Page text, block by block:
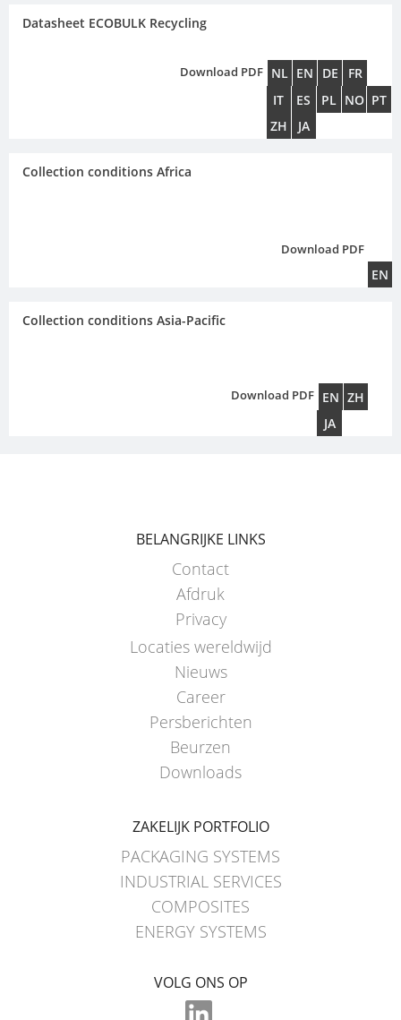
ECOBULK
MET
IMPELLER
Datasheet ECOBULK Recycling
Download PDF NL EN DE
FR
IT
ES PL NO PT
ZH
JA
Collection conditions Africa
Download PDF
EN
Collection conditions Asia-Pacific
Download PDF EN ZH
JA
BELANGRIJKE LINKS
Contact
Afdruk
Privacy
Locaties wereldwijd
Nieuws
Career
Persberichten
Beurzen
Downloads
ZAKELIJK PORTFOLIO
PACKAGING SYSTEMS
INDUSTRIAL SERVICES
COMPOSITES
ENERGY SYSTEMS
VOLG ONS OP